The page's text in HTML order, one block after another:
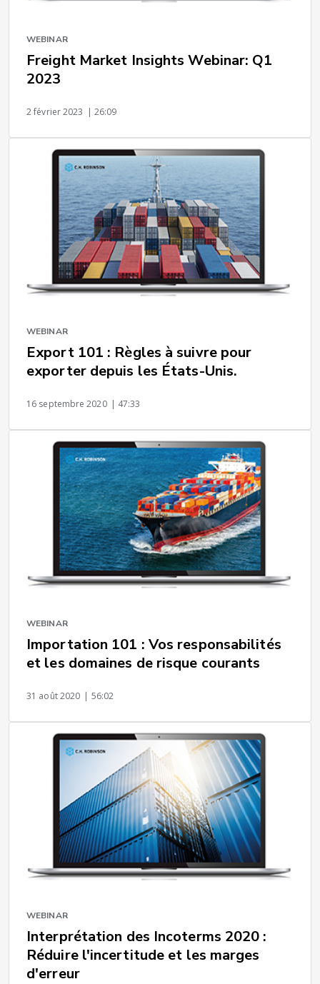
WEBINAR
Freight Market Insights Webinar: Q1
2023
2 février 2023 | 26:09
WEBINAR
Export 101 : Règles à suivre pour
exporter depuis les États-Unis.
16 septembre 2020 | 47:33
WEBINAR
Importation 101 : Vos responsabilités
et les domaines de risque courants
31 août 2020 | 56:02
WEBINAR
Interprétation des Incoterms 2020 :
Réduire l'incertitude et les marges
d'erreur